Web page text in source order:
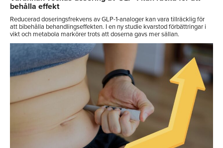
behålla effekt
Reducerad doseringsfrekvens av GLP-1-analoger kan vara tillräcklig för
att bibehålla behandlingseffekten. I en ny studie kvarstod förbättringar i
vikt och metabola markörer trots att doserna gavs mer sällan.